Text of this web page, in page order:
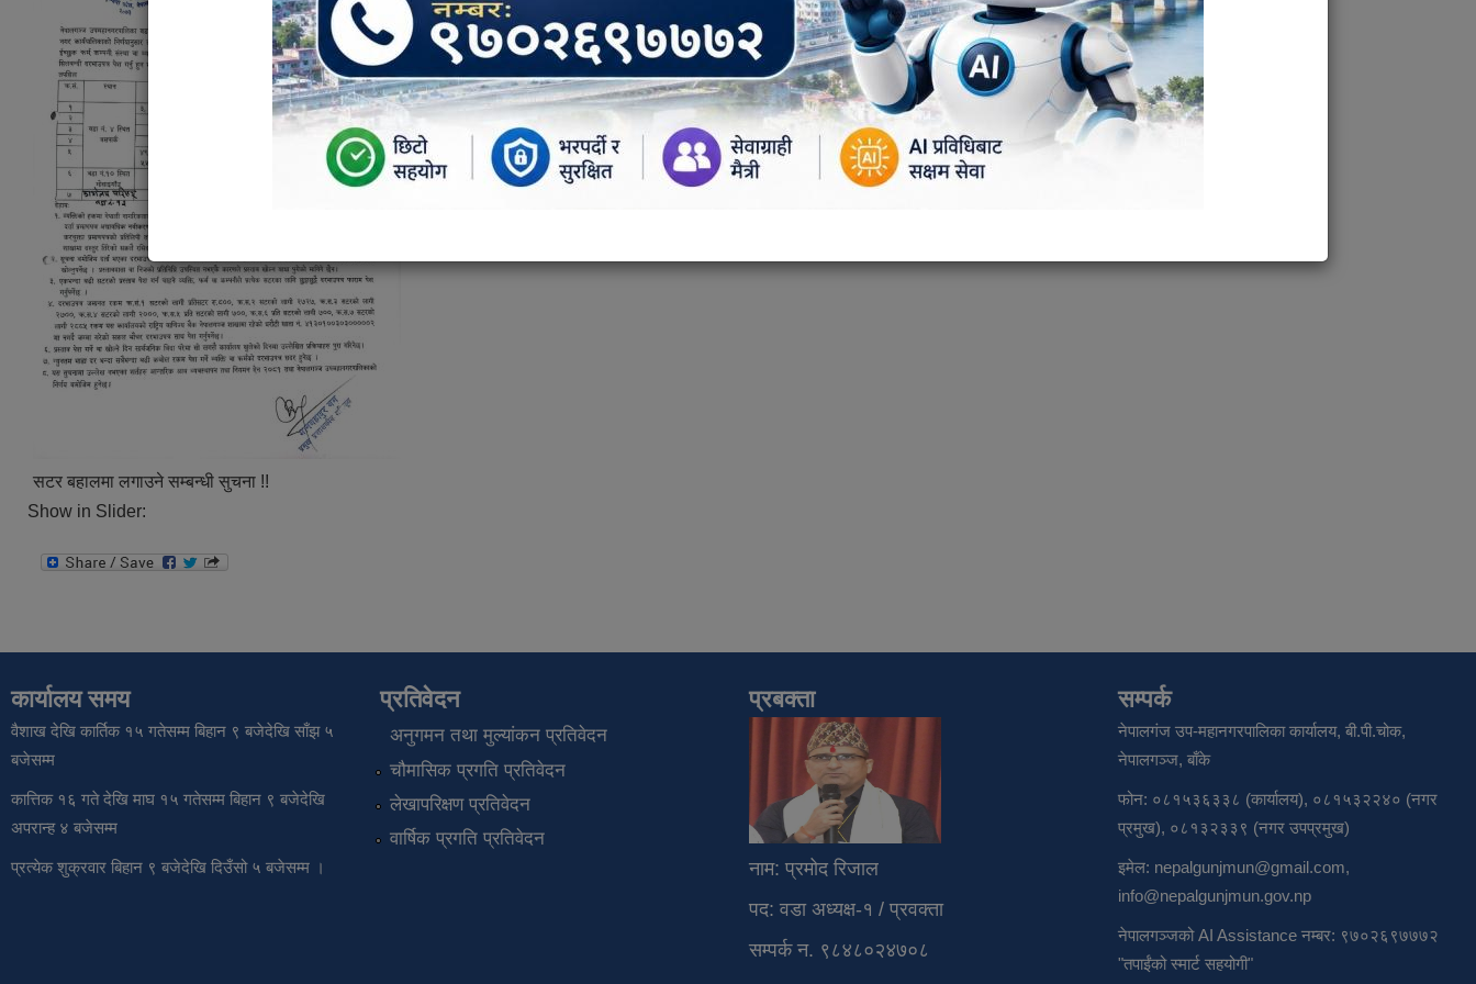
सटर बहालमा लगाउने सम्बन्धी सुचना !!
Show in Slider:
कार्यालय समय
वैशाख देखि कार्तिक १५ गतेसम्म बिहान ९ बजेदेखि साँझ ५
बजेसम्म
कात्तिक १६ गते देखि माघ १५ गतेसम्म बिहान ९ बजेदेखि
अपरान्ह ४ बजेसम्म
प्रत्येक शुक्रवार बिहान ९ बजेदेखि दिउँसो ५ बजेसम्म ।
प्रतिवेदन
अनुगमन तथा मुल्यांकन प्रतिवेदन
चौमासिक प्रगति प्रतिवेदन
लेखापरिक्षण प्रतिवेदन
वार्षिक प्रगति प्रतिवेदन
प्रबक्ता
नाम: प्रमोद रिजाल
पद: वडा अध्यक्ष-१ / प्रवक्ता
सम्पर्क न. ९८४८०२४७०८
सम्पर्क
नेपालगंज उप-महानगरपालिका कार्यालय, बी.पी.चोक,
नेपालगञ्ज, बाँके
फोन: ०८१५३६३३८ (कार्यालय), ०८१५३२२४० (नगर
प्रमुख), ०८१३२३३९ (नगर उपप्रमुख)
इमेल: nepalgunjmun@gmail.com,
info@nepalgunjmun.gov.np
नेपालगञ्जको AI Assistance नम्बर: ९७०२६९७७७२
"तपाईंको स्मार्ट सहयोगी"